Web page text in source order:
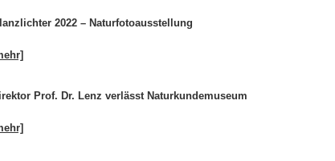
2022 – Naturfotoausstellung
Prof. Dr. Lenz verlässt Naturkundemuseum